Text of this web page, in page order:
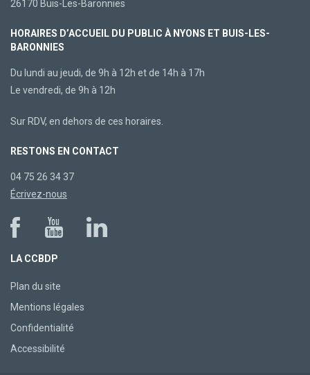
26170 Buis-Les-Baronnies
HORAIRES D’ACCUEIL DU PUBLIC À NYONS ET BUIS-LES-
BARONNIES
Du lundi au jeudi, de 9h à 12h et de 14h à 17h
Le vendredi, de 9h à 12h
Sur RDV, en dehors de ces horaires.
RESTONS EN CONTACT
04 75 26 34 37
Écrivez-nous
LA CCBDP
Plan du site
Mentions légales
Confidentialité
Accessibilité